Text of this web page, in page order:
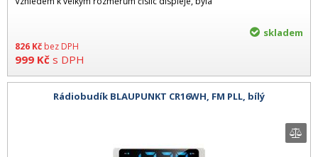
826 Kč bez DPH
999 Kč s DPH
skladem
Rádiobudík BLAUPUNKT CR16WH, FM PLL, bílý